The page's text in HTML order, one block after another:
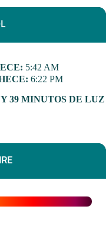
5:42 AM
6:22 PM
Y 39 MINUTOS DE LUZ